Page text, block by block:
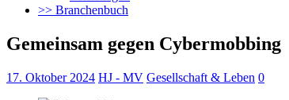
>> Branchenbuch
Gemeinsam gegen Cybermobbing
17. Oktober 2024 HJ - MV Gesellschaft & Leben 0